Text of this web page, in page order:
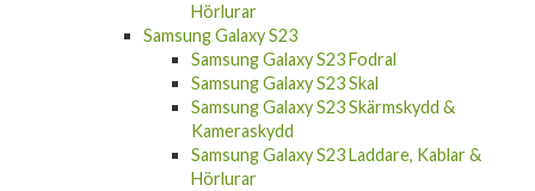
Hörlurar
Samsung Galaxy S23
Samsung Galaxy S23 Fodral
Samsung Galaxy S23 Skal
Samsung Galaxy S23 Skärmskydd &
Kameraskydd
Samsung Galaxy S23 Laddare, Kablar &
Hörlurar